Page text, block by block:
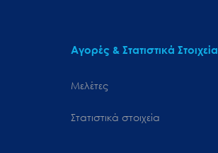
Αγορές & Στατιστικά Στοιχεία
Μελέτες
Στατιστικά στοιχεία